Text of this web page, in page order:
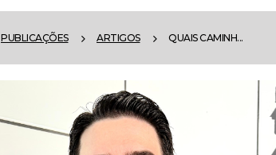
PUBLICAÇÕES ARTIGOS QUAIS CAMINH...